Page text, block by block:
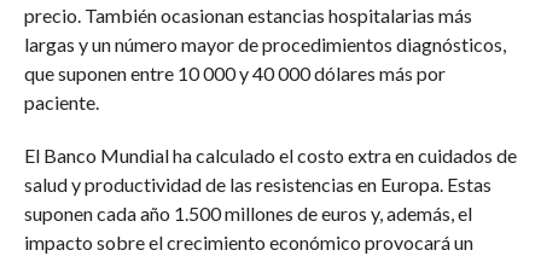
precio. También ocasionan estancias hospitalarias más
largas y un número mayor de procedimientos diagnósticos,
que suponen entre 10 000 y 40 000 dólares más por
paciente.
El Banco Mundial ha calculado el costo extra en cuidados de
salud y productividad de las resistencias en Europa. Estas
suponen cada año 1.500 millones de euros y, además, el
impacto sobre el crecimiento económico provocará un